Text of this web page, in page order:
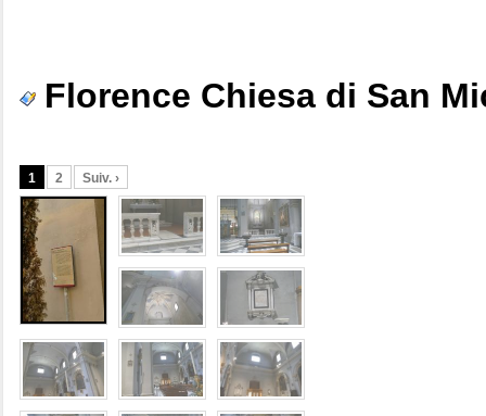
Florence Chiesa di San
1 2 Suiv. ›